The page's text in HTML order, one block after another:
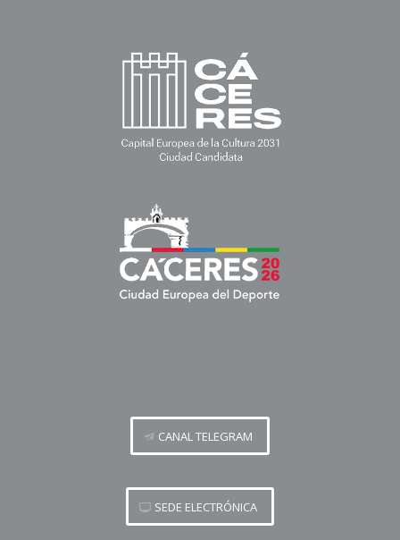
CANAL TELEGRAM
SEDE ELECTRÓNICA